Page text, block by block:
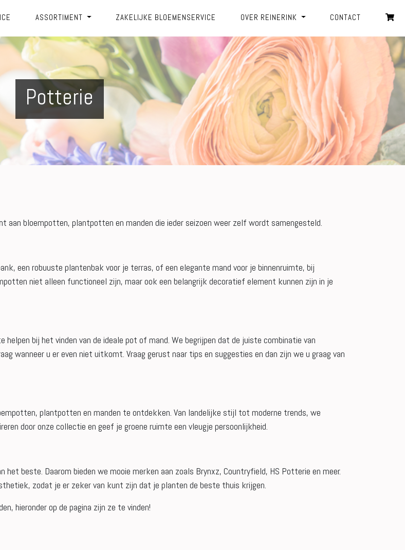
ASSORTIMENT ZAKELIJKE BLOEMENSERVICE OVER REINERINK CONTACT
Potterie
aan bloempotten, plantpotten en manden die ieder seizoen weer zelf wordt samengesteld.
een robuuste plantenbak voor je terras, of een elegante mand voor je binnenruimte, bij
niet alleen functioneel zijn, maar ook een belangrijk decoratief element kunnen zijn in je
bij het vinden van de ideale pot of mand. We begrijpen dat de juiste combinatie van
wanneer u er even niet uitkomt. Vraag gerust naar tips en suggesties en dan zijn we u graag van
plantpotten en manden te ontdekken. Van landelijke stijl tot moderne trends, we
door onze collectie en geef je groene ruimte een vleugje persoonlijkheid.
beste. Daarom bieden we mooie merken aan zoals Brynxz, Countryfield, HS Potterie en meer.
zodat je er zeker van kunt zijn dat je planten de beste thuis krijgen.
hieronder op de pagina zijn ze te vinden!